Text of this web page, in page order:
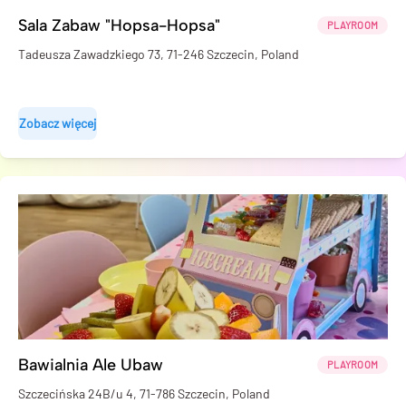
Sala Zabaw "Hopsa-Hopsa" PLAYROOM
Tadeusza Zawadzkiego 73, 71-246 Szczecin, Poland
Zobacz więcej
Bawialnia Ale Ubaw PLAYROOM
Szczecińska 24B/u 4, 71-786 Szczecin, Poland